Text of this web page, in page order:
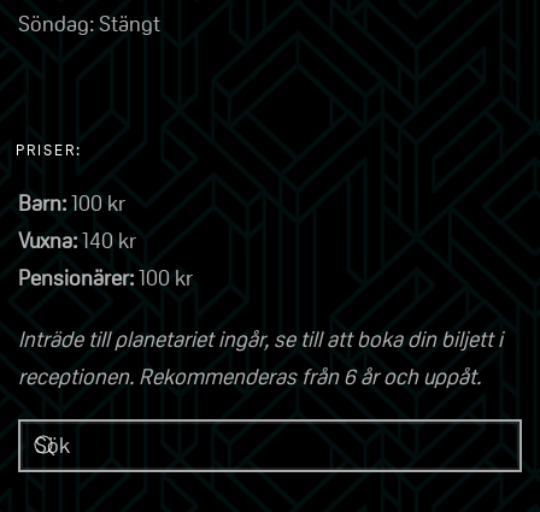
Söndag: Stängt
PRISER:
Barn:100 kr
Vuxna:140 kr
Pensionärer:100 kr
Inträde till planetariet ingår, se till att boka din biljett i
receptionen. Rekommenderas från 6 år och uppåt.